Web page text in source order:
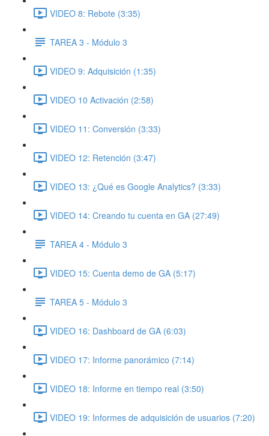
VIDEO 8: Rebote (3:35)
TAREA 3 - Módulo 3
VIDEO 9: Adquisición (1:35)
VIDEO 10 Activación (2:58)
VIDEO 11: Conversión (3:33)
VIDEO 12: Retención (3:47)
VIDEO 13: ¿Qué es Google Analytics? (3:33)
VIDEO 14: Creando tu cuenta en GA (27:49)
TAREA 4 - Módulo 3
VIDEO 15: Cuenta demo de GA (5:17)
TAREA 5 - Módulo 3
VIDEO 16: Dashboard de GA (6:03)
VIDEO 17: Informe panorámico (7:14)
VIDEO 18: Informe en tiempo real (3:50)
VIDEO 19: Informes de adquisición de usuarios (7:20)